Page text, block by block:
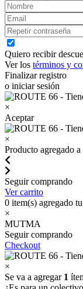
Quiero recibir
Ver los términos y
Finalizar registro
o iniciar sesión
×
Aceptar
×
Producto agregado
Seguir comprando
Ver carrito
0 item(s) agregado
×
MUTMA
Seguir comprando
Checkout
×
Se va a agregar 1